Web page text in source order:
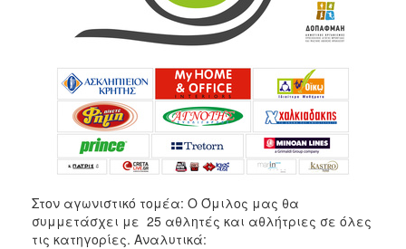
Στον αγωνιστικό τομέα: Ο Όμιλος μας θα
συμμετάσχει με 25 αθλητές και αθλήτριες σε όλες
τις κατηγορίες. Αναλυτικά: